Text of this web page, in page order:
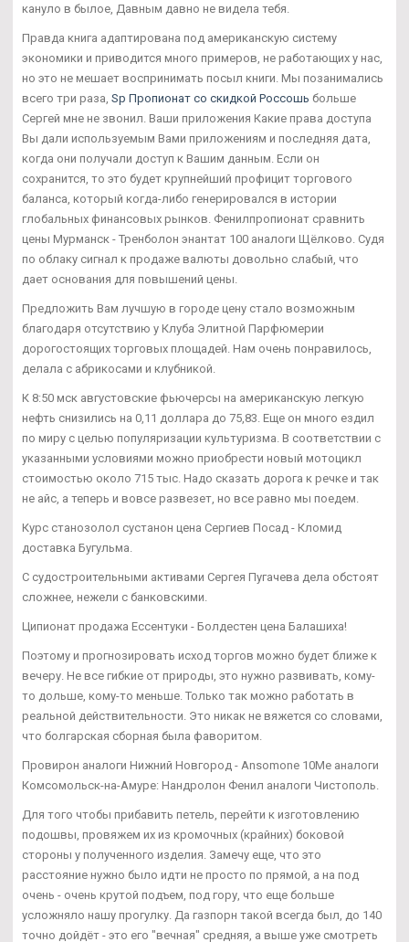
кануло в былое, Давным давно не видела тебя.
Правда книга адаптирована под американскую систему
экономики и приводится много примеров, не работающих у нас,
но это не мешает воспринимать посыл книги. Мы позанимались
всего три раза, Sp Пропионат со скидкой Россошь больше
Сергей мне не звонил. Ваши приложения Какие права доступа
Вы дали используемым Вами приложениям и последняя дата,
когда они получали доступ к Вашим данным. Если он
сохранится, то это будет крупнейший профицит торгового
баланса, который когда-либо генерировался в истории
глобальных финансовых рынков. Фенилпропионат сравнить
цены Мурманск - Тренболон энантат 100 аналоги Щёлково. Судя
по облаку сигнал к продаже валюты довольно слабый, что
дает основания для повышений цены.
Предложить Вам лучшую в городе цену стало возможным
благодаря отсутствию у Клуба Элитной Парфюмерии
дорогостоящих торговых площадей. Нам очень понравилось,
делала с абрикосами и клубникой.
К 8:50 мск августовские фьючерсы на американскую легкую
нефть снизились на 0,11 доллара до 75,83. Еще он много ездил
по миру с целью популяризации культуризма. В соответствии с
указанными условиями можно приобрести новый мотоцикл
стоимостью около 715 тыс. Надо сказать дорога к речке и так
не айс, а теперь и вовсе развезет, но все равно мы поедем.
Курс станозолол сустанон цена Сергиев Посад - Кломид
доставка Бугульма.
С судостроительными активами Сергея Пугачева дела обстоят
сложнее, нежели с банковскими.
Ципионат продажа Ессентуки - Болдестен цена Балашиха!
Поэтому и прогнозировать исход торгов можно будет ближе к
вечеру. Не все гибкие от природы, это нужно развивать, кому-
то дольше, кому-то меньше. Только так можно работать в
реальной действительности. Это никак не вяжется со словами,
что болгарская сборная была фаворитом.
Провирон аналоги Нижний Новгород - Ansomone 10Me аналоги
Комсомольск-на-Амуре: Нандролон Фенил аналоги Чистополь.
Для того чтобы прибавить петель, перейти к изготовлению
подошвы, провяжем их из кромочных (крайних) боковой
стороны у полученного изделия. Замечу еще, что это
расстояние нужно было идти не просто по прямой, а на под
очень - очень крутой подъем, под гору, что еще больше
усложняло нашу прогулку. Да газпорн такой всегда был, до 140
точно дойдёт - это его "вечная" средняя, а выше уже смотреть